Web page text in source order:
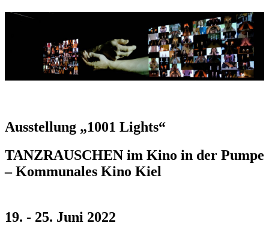
Ausstellung „1001 Lights“
TANZRAUSCHEN im Kino in der Pumpe
– Kommunales Kino Kiel
19. - 25. Juni 2022